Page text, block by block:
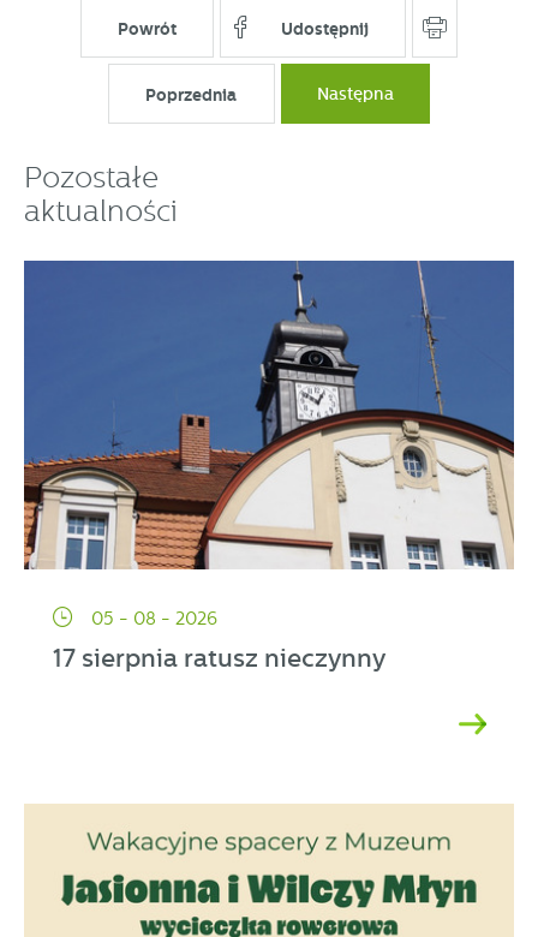
Powrót Udostępnij
Poprzednia Następna
Pozostałe
aktualności
05 - 08 - 2026
17 sierpnia ratusz nieczynny